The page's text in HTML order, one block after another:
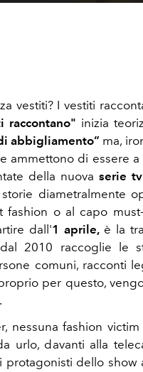
vestiti? I vestiti
raccontano" inizia
abbigliamento” ma,
ammettono di essere
della nuova serie
diametralmente
fashion o al capo
dall'1 aprile,è la
2010 raccoglie le
comuni, racconti
per questo,
nessuna fashion
urlo, davanti alla
protagonisti dello